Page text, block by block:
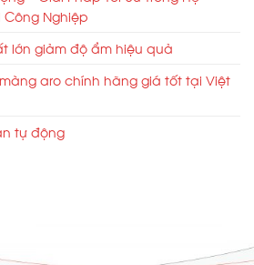
Công Nghiệp
lớn giảm độ ẩm hiệu quả
aro chính hãng giá tốt tại Việt
tự động